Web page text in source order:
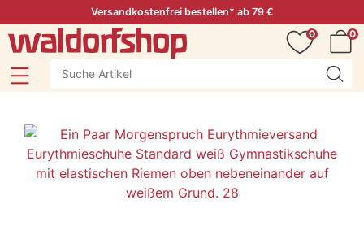
Versandkostenfrei bestellen* ab 79 €
0
0